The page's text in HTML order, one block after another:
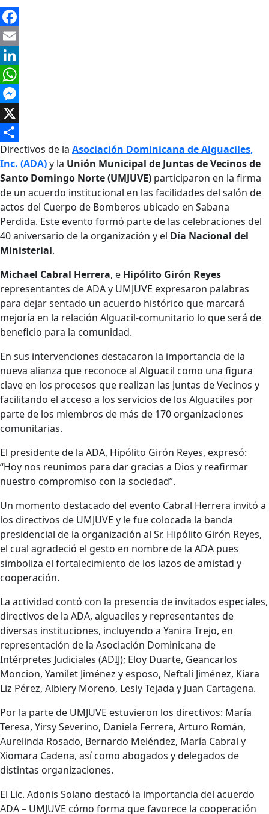
Facebook
Email
LinkedIn
WhatsApp
Messenger
X
Compartir
Directivos de la Asociación Dominicana de Alguaciles,
Inc. (ADA)y la Unión Municipal de Juntas de Vecinos de
Santo Domingo Norte (UMJUVE) participaron en la firma
de un acuerdo institucional en las facilidades del salón de
actos del Cuerpo de Bomberos ubicado en Sabana
Perdida. Este evento formó parte de las celebraciones del
40 aniversario de la organización y el Día Nacional del
Ministerial.
Michael Cabral Herrera, e Hipólito Girón Reyes
representantes de ADA y UMJUVE expresaron palabras
para dejar sentado un acuerdo histórico que marcará
mejoría en la relación Alguacil-comunitario lo que será de
beneficio para la comunidad.
En sus intervenciones destacaron la importancia de la
nueva alianza que reconoce al Alguacil como una figura
clave en los procesos que realizan las Juntas de Vecinos y
facilitando el acceso a los servicios de los Alguaciles por
parte de los miembros de más de 170 organizaciones
comunitarias.
El presidente de la ADA, Hipólito Girón Reyes, expresó:
“Hoy nos reunimos para dar gracias a Dios y reafirmar
nuestro compromiso con la sociedad”.
Un momento destacado del evento Cabral Herrera invitó a
los directivos de UMJUVE y le fue colocada la banda
presidencial de la organización al Sr. Hipólito Girón Reyes,
el cual agradeció el gesto en nombre de la ADA pues
simboliza el fortalecimiento de los lazos de amistad y
cooperación.
La actividad contó con la presencia de invitados especiales,
directivos de la ADA, alguaciles y representantes de
diversas instituciones, incluyendo a Yanira Trejo, en
representación de la Asociación Dominicana de
Intérpretes Judiciales (ADIJ); Eloy Duarte, Geancarlos
Moncion, Yamilet Jiménez y esposo, Neftalí Jiménez, Kiara
Liz Pérez, Albiery Moreno, Lesly Tejada y Juan Cartagena.
Por la parte de UMJUVE estuvieron los directivos: María
Teresa, Yirsy Severino, Daniela Ferrera, Arturo Román,
Aurelinda Rosado, Bernardo Meléndez, María Cabral y
Xiomara Cadena, así como abogados y delegados de
distintas organizaciones.
El Lic. Adonis Solano destacó la importancia del acuerdo
ADA – UMJUVE cómo forma que favorece la cooperación